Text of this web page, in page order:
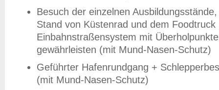
Besuch der einzelnen
Stand von Küstenrad und dem
Einbahnstraßensystem mit
gewährleisten (mit Mund-Nasen-Schutz)
Geführter Hafenrundgang +
(mit Mund-Nasen-Schutz)